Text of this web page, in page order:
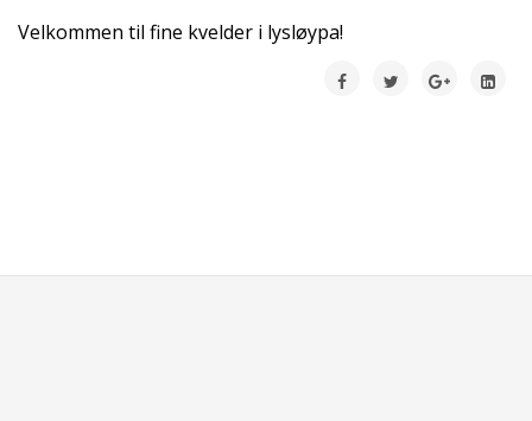
Velkommen til fine kvelder i lysløypa!